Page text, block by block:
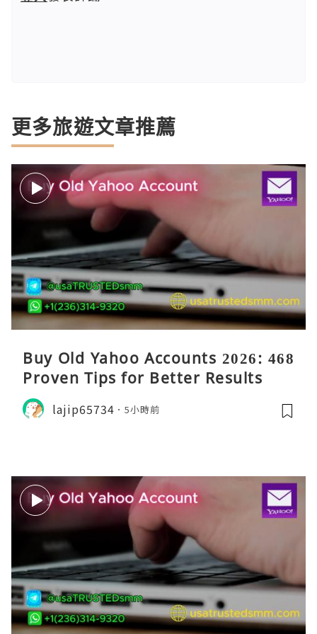
更多旅遊文章推薦
Buy Old Yahoo Accounts 2026: 468
Proven Tips for Better Results
lajip65734 5小時前